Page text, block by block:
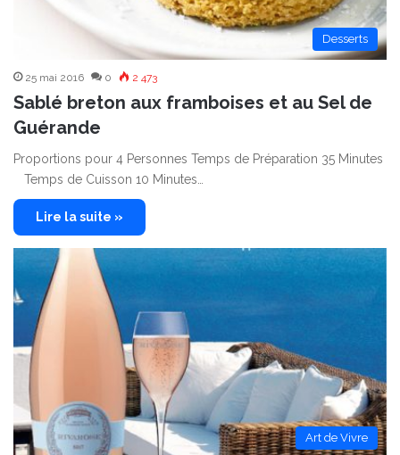
Desserts
25 mai 2016 0 2 473
Sablé breton aux framboises et au Sel de
Guérande
Proportions pour 4 Personnes Temps de Préparation 35 Minutes
Temps de Cuisson 10 Minutes…
Lire la suite »
Art de Vivre